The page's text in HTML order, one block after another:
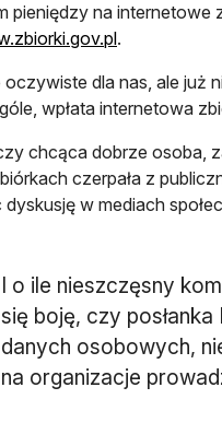
pieniędzy na
otwiera się w
.
oczywiste dla nas, ale już
wpłata internetowa
chcąca dobrze osoba,
czerpała z
dyskusję w mediach
I o ile nieszczęsny
się boję, czy
danych osobowych,
na organizacje